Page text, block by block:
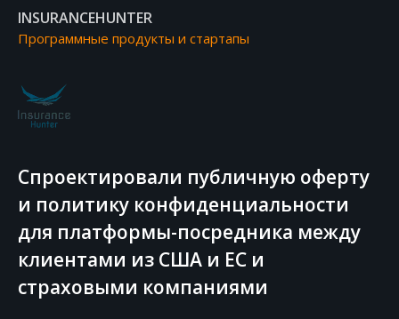
INSURANCEHUNTER
Программные продукты и стартапы
Спроектировали публичную оферту
и политику конфиденциальности
для платформы-посредника между
клиентами из США и ЕС и
страховыми компаниями